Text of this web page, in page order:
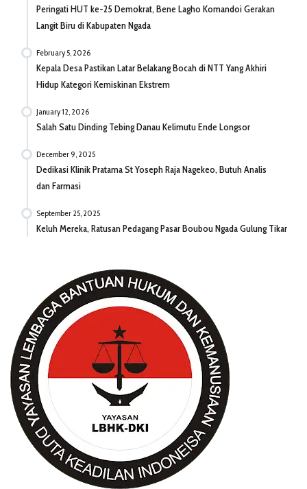
Peringati HUT ke-25 Demokrat, Bene Lagho Komandoi Gerakan
Langit Biru di Kabupaten Ngada
February 5, 2026
Kepala Desa Pastikan Latar Belakang Bocah di NTT Yang Akhiri
Hidup Kategori Kemiskinan Ekstrem
January 12, 2026
Salah Satu Dinding Tebing Danau Kelimutu Ende Longsor
December 9, 2025
Dedikasi Klinik Pratama St Yoseph Raja Nagekeo, Butuh Analis
dan Farmasi
September 25, 2025
Keluh Mereka, Ratusan Pedagang Pasar Boubou Ngada Gulung Tikar